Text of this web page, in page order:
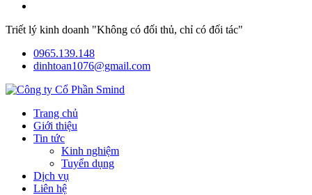
Triết lý kinh doanh "Không có đối thủ, chỉ có đối tác"
0965.139.148
dinhtoan1076@gmail.com
Trang chủ
Giới thiệu
Tin tức
Kinh nghiệm
Tuyển dụng
Dịch vụ
Liên hệ